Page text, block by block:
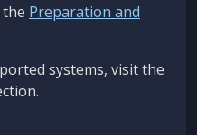
Preparation and
systems, visit the